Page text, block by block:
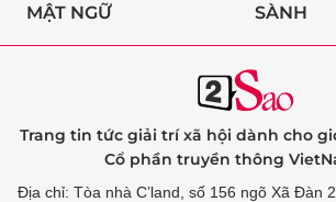
MẬT NGỮ SÀNH
Trang tin tức giải trí xã hội dành cho
Cổ phần truyền thông
Địa chỉ: Tòa nhà C’land, số 156 ngõ Xã Đàn